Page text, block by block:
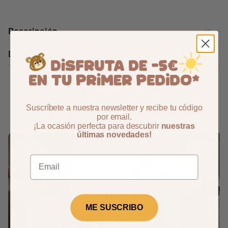
Descripción
Detalles del producto
También podría interesarle
Pack
Suscríbete a nuestra newsletter y recibe tu código
por email.
¡La ocasión perfecta para descubrir nuestras
últimas novedades!
ME SUSCRIBO